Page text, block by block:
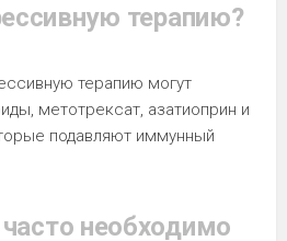
терапию?
терапию могут
метотрексат, азатиоприн и
подавляют иммунный
необходимо